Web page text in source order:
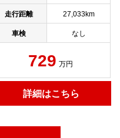
走行距離 27,033km
車検 なし
729 万円
詳細はこちら